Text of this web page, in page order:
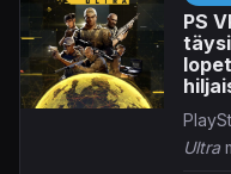
PS
Ultra